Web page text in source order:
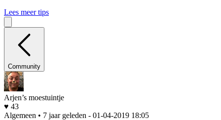
Lees meer tips
Community
Arjen’s moestuintje
♥ 43
Algemeen • 7 jaar geleden - 01-04-2019 18:05